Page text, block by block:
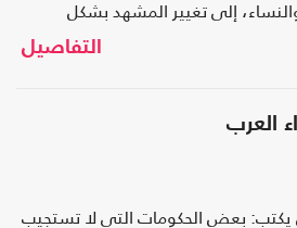
إلى تغيير المشهد بشكل
التفاصيل
العرب
يكتب: بعض الحكومات التي لا تستجيب